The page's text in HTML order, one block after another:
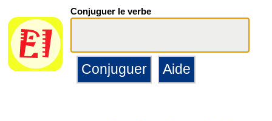
Conjuguer le verbe